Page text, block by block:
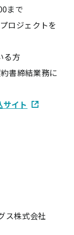
で
ロジェクトを
方
書締結業務に
イト
ス株式会社